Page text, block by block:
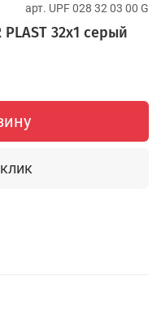
арт. UPF 028 32 03 00 G
32х1 серый